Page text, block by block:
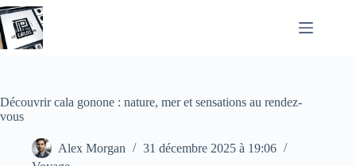
Passer
au
contenu
Découvrir cala gonone : nature, mer et sensations au rendez-
vous
Alex Morgan
31 décembre 2025 à 19:06